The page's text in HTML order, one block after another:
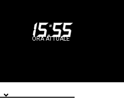
15:55
ORA ATTUALE